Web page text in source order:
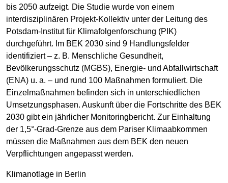
bis 2050 aufzeigt. Die Studie wurde von einem
interdisziplinären Projekt-Kollektiv unter der Leitung des
Potsdam-Institut für Klimafolgenforschung (PIK)
durchgeführt. Im BEK 2030 sind 9 Handlungsfelder
identifiziert – z. B. Menschliche Gesundheit,
Bevölkerungsschutz (MGBS), Energie- und Abfallwirtschaft
(ENA) u. a. – und rund 100 Maßnahmen formuliert. Die
Einzelmaßnahmen befinden sich in unterschiedlichen
Umsetzungsphasen. Auskunft über die Fortschritte des BEK
2030 gibt ein jährlicher Monitoringbericht. Zur Einhaltung
der 1,5°-Grad-Grenze aus dem Pariser Klimaabkommen
müssen die Maßnahmen aus dem BEK den neuen
Verpflichtungen angepasst werden.
Klimanotlage in Berlin